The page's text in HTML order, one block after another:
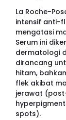
La Roche-
intensif anti-
mengatasi
Serum ini
dermatologi
dirancang
hitam,
flek akibat
jerawat
spots).